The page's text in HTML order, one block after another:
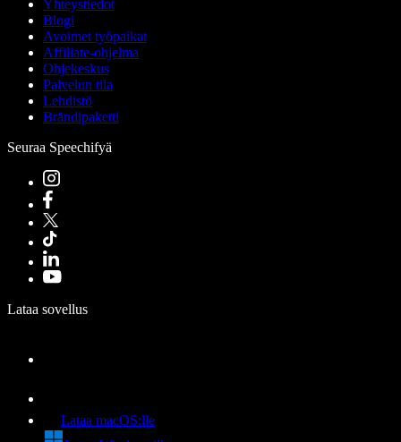
Yhteystiedot
Blogi
Avoimet työpaikat
Affiliate-ohjelma
Ohjekeskus
Palvelun tila
Lehdistö
Brändipaketti
Seuraa Speechifyä
Lataa sovellus
Lataa macOS:lle